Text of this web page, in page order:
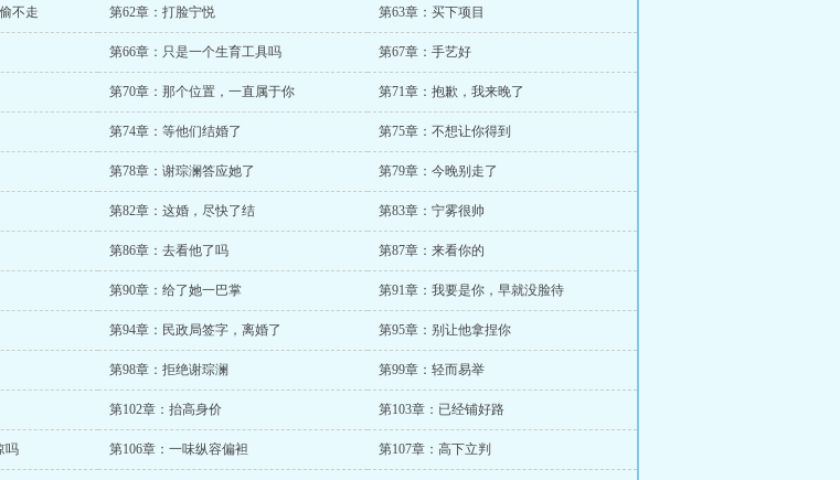
不走 第62章：打脸宁悦 第63章：买下项目
第66章：只是一个生育工具吗 第67章：手艺好
第70章：那个位置，一直属于你 第71章：抱歉，我来晚了
第74章：等他们结婚了 第75章：不想让你得到
第78章：谢琮澜答应她了 第79章：今晚别走了
第82章：这婚，尽快了结 第83章：宁雾很帅
第86章：去看他了吗 第87章：来看你的
第90章：给了她一巴掌 第91章：我要是你，早就没脸待
第94章：民政局签字，离婚了 第95章：别让他拿捏你
第98章：拒绝谢琮澜 第99章：轻而易举
第102章：抬高身价 第103章：已经铺好路
吗 第106章：一味纵容偏袒 第107章：高下立判